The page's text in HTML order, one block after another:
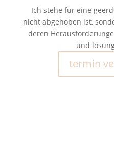
Ich stehe für eine
nicht abgehoben ist,
deren
und
termin